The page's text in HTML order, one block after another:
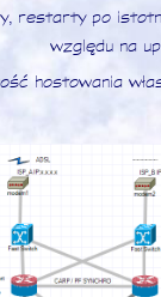
restarty po
względu na
hostowania